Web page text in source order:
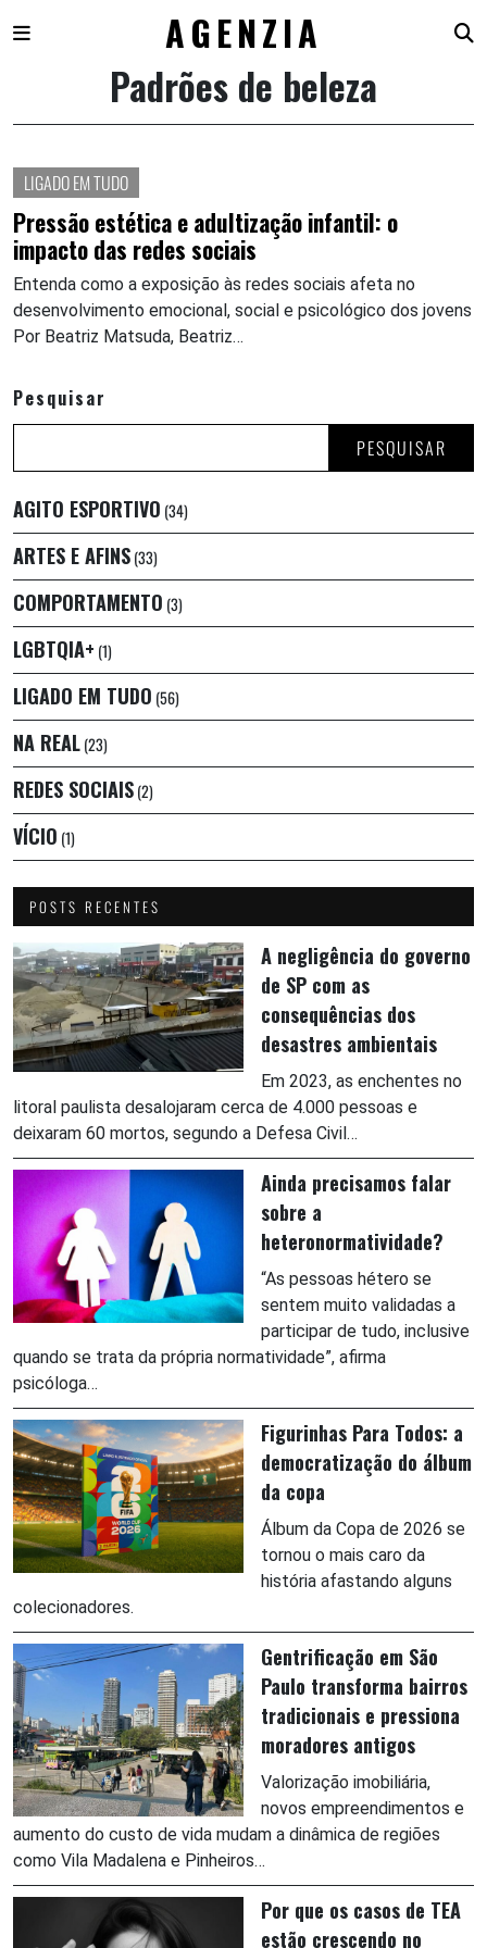
content
AGENZIA
Padrões de beleza
LIGADO EM TUDO
Pressão estética e adultização infantil: o
impacto das redes sociais
Entenda como a exposição às redes sociais afeta no
desenvolvimento emocional, social e psicológico dos jovens
Por Beatriz Matsuda, Beatriz…
Pesquisar
PESQUISAR
AGITO ESPORTIVO (34)
ARTES E AFINS(33)
COMPORTAMENTO (3)
LGBTQIA+ (1)
LIGADO EM TUDO (56)
NA REAL(23)
REDES SOCIAIS(2)
VÍCIO (1)
POSTS RECENTES
A negligência do governo
de SP com as
consequências dos
desastres ambientais
Em 2023, as enchentes no
litoral paulista desalojaram cerca de 4.000 pessoas e
deixaram 60 mortos, segundo a Defesa Civil…
Ainda precisamos falar
sobre a
heteronormatividade?
“As pessoas hétero se
sentem muito validadas a
participar de tudo, inclusive
quando se trata da própria normatividade”, afirma
psicóloga…
Figurinhas Para Todos: a
democratização do álbum
da copa
Álbum da Copa de 2026 se
tornou o mais caro da
história afastando alguns
colecionadores.
Gentrificação em São
Paulo transforma bairros
tradicionais e pressiona
moradores antigos
Valorização imobiliária,
novos empreendimentos e
aumento do custo de vida mudam a dinâmica de regiões
como Vila Madalena e Pinheiros…
Por que os casos de TEA
estão crescendo no